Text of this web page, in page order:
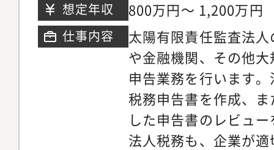
（大規模法人、中堅
等のハイネットワー
ンサルティング・組
想定年収 800万円～ 1,200万円
仕事内容
太陽有限責任監査法
や金融機関、その他
申告業務を行います
税務申告書を作成、
した申告書のレビュ
法人税務も、企業が